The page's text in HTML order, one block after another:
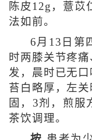
陈皮12g，薏苡
法如前。
6月13日第
时两膝关节疼
发，晨时已无口
苔白略厚，左
固，3剂，煎服
茶饮调理。